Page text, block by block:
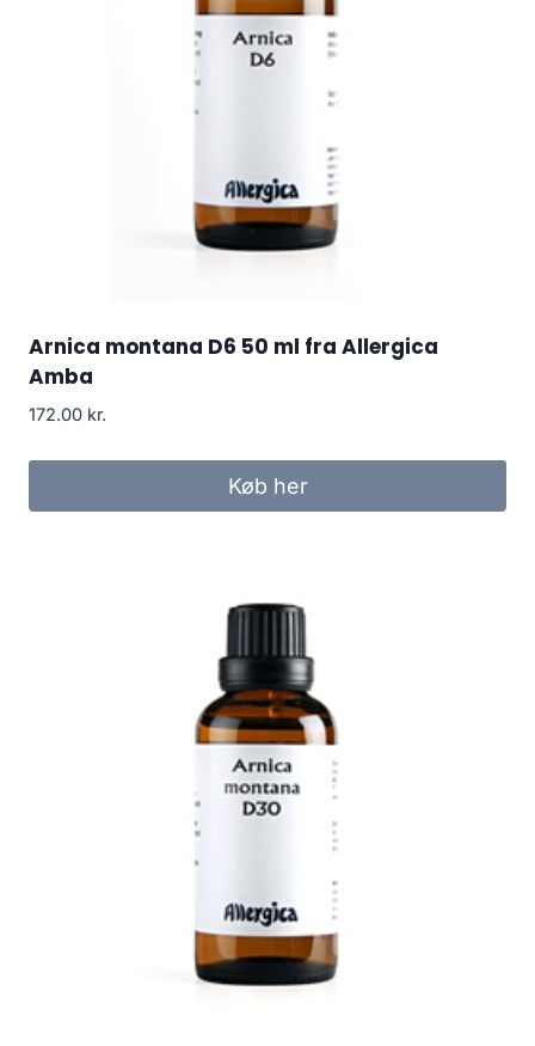
Arnica montana D6 50 ml fra Allergica
Amba
172.00 kr.
Køb her